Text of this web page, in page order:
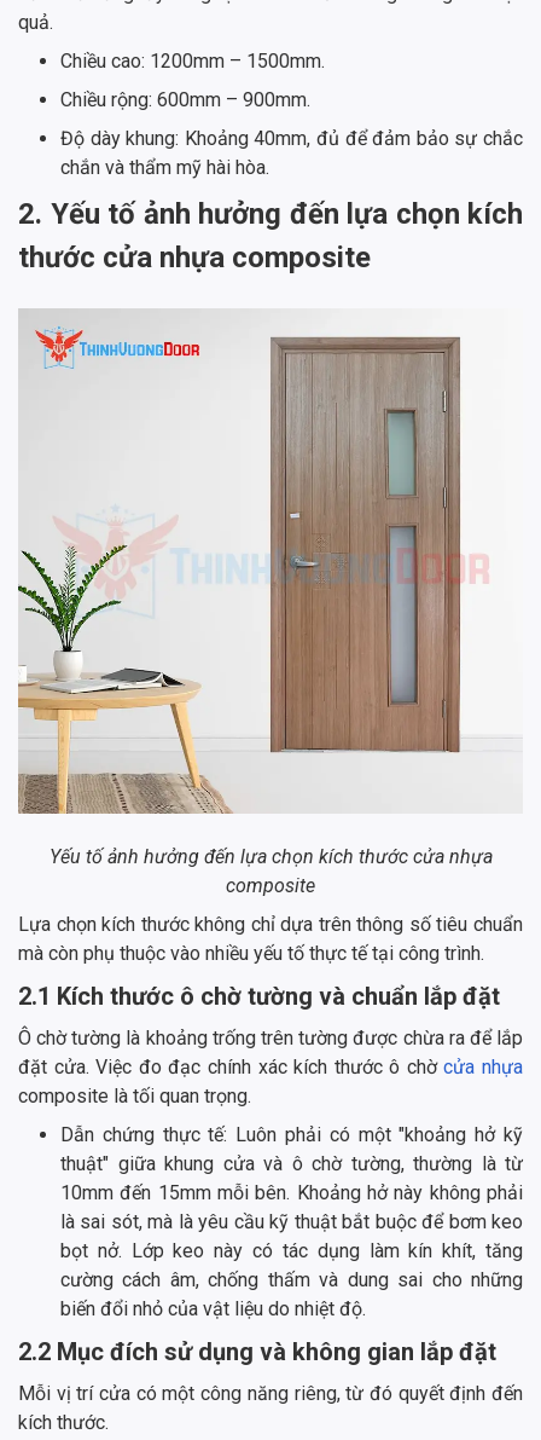
quả.
Chiều cao: 1200mm – 1500mm.
Chiều rộng: 600mm – 900mm.
Độ dày khung: Khoảng 40mm, đủ để đảm bảo sự chắc
chắn và thẩm mỹ hài hòa.
2. Yếu tố ảnh hưởng đến lựa chọn kích
thước cửa nhựa composite
Yếu tố ảnh hưởng đến lựa chọn kích thước cửa nhựa
composite
Lựa chọn kích thước không chỉ dựa trên thông số tiêu chuẩn
mà còn phụ thuộc vào nhiều yếu tố thực tế tại công trình.
2.1 Kích thước ô chờ tường và chuẩn lắp đặt
Ô chờ tường là khoảng trống trên tường được chừa ra để lắp
đặt cửa. Việc đo đạc chính xác kích thước ô chờcửa nhựa
composite là tối quan trọng.
Dẫn chứng thực tế: Luôn phải có một "khoảng hở kỹ
thuật" giữa khung cửa và ô chờ tường, thường là từ
10mm đến 15mm mỗi bên. Khoảng hở này không phải
là sai sót, mà là yêu cầu kỹ thuật bắt buộc để bơm keo
bọt nở. Lớp keo này có tác dụng làm kín khít, tăng
cường cách âm, chống thấm và dung sai cho những
biến đổi nhỏ của vật liệu do nhiệt độ.
2.2 Mục đích sử dụng và không gian lắp đặt
Mỗi vị trí cửa có một công năng riêng, từ đó quyết định đến
kích thước.